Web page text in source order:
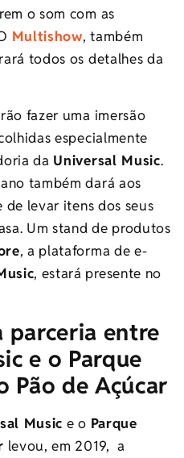
o som com as
Multishow, também
todos os detalhes da
fazer uma imersão
especialmente
da Universal Music.
também dará aos
levar itens dos seus
Um stand de produtos
, a plataforma de e-
, estará presente no
parceria entre
e o Parque
Pão de Açúcar
Music e o Parque
levou, em 2019, a